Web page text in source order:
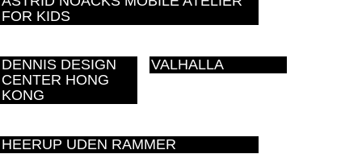
FOR KIDS
DENNIS DESIGN
CENTER HONG
KONG
VALHALLA
HEERUP UDEN RAMMER